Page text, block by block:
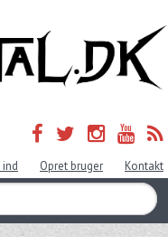
ind Opret bruger Kontakt